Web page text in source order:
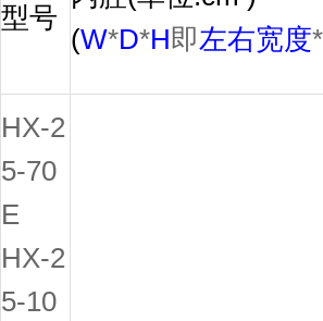
型号
(W*D*H即左右宽度*
HX-2
5-70
E
HX-2
5-10